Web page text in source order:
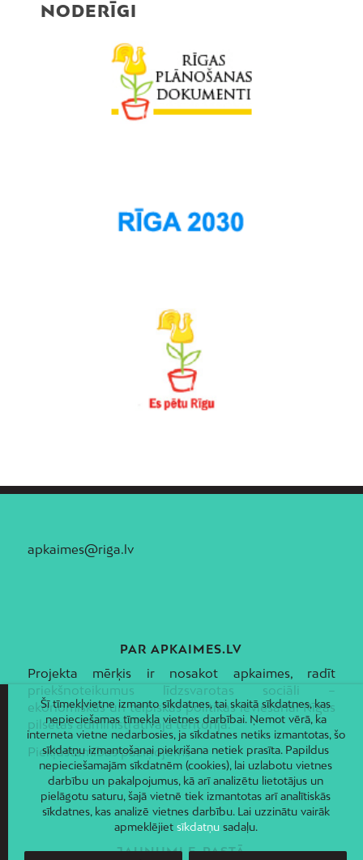
NODERĪGI
apkaimes@riga.lv
PAR APKAIMES.LV
Projekta mērķis ir nosakot apkaimes, radīt
priekšnoteikumus līdzsvarotas sociāli –
ekonomiskās un telpiskās politikas ieviešanai Rīgas
pilsētas administratīvajā teritorijā.
Piekļūstamības paziņojums
JAUNUMI E-PASTĀ
Šī tīmekļvietne izmanto sīkdatnes, tai skaitā sīkdatnes, kas
nepieciešamas tīmekļa vietnes darbībai. Ņemot vērā, ka
interneta vietne nedarbosies, ja sīkdatnes netiks izmantotas, šo
sīkdatņu izmantošanai piekrišana netiek prasīta. Papildus
nepieciešamajām sīkdatnēm (cookies), lai uzlabotu vietnes
darbību un pakalpojumus, kā arī analizētu lietotājus un
pielāgotu saturu, šajā vietnē tiek izmantotas arī analītiskās
sīkdatnes, kas analizē vietnes darbību. Lai uzzinātu vairāk
apmeklējiet sīkdatņusadaļu.